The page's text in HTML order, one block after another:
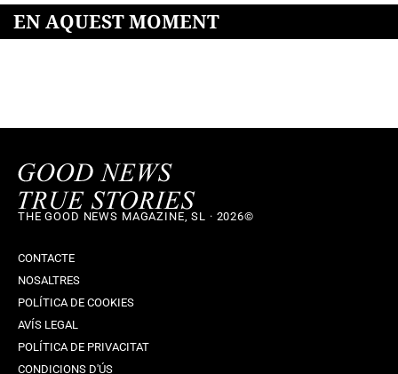
EN AQUEST MOMENT
THE GOOD NEWS MAGAZINE, SL · 2026©
CONTACTE
NOSALTRES
POLÍTICA DE COOKIES
AVÍS LEGAL
POLÍTICA DE PRIVACITAT
CONDICIONS D'ÚS